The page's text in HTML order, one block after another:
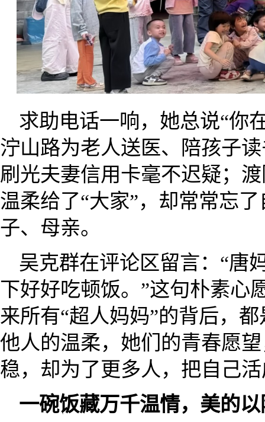
求助电话一响，她总说“你
泞山路为老人送医、陪孩子
刷光夫妻信用卡毫不迟疑；
温柔给了“大家”，却常常忘
子、母亲。
吴克群在评论区留言：“唐
下好好吃顿饭。”这句朴素
来所有“超人妈妈”的背后，
他人的温柔，她们的青春愿
稳，却为了更多人，把自己
一碗饭藏万千温情，美的